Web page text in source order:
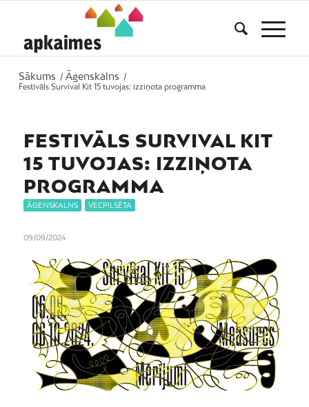
Sākums / Āgenskalns
/
Festivāls Survival Kit 15 tuvojas: izziņota programma
FESTIVĀLS SURVIVAL KIT
15 TUVOJAS: IZZIŅOTA
PROGRAMMA
ĀGENSKALNS VECPILSĒTA
09/09/2024